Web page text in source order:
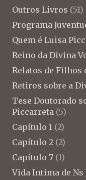
Outros Livros (51)
Programa
Quem é Luisa
Reino da Divina
Relatos de Filhos
Retiros sobre a
Tese Doutorado
Piccarreta (5)
Capítulo 1 (2)
Capítulo 2 (2)
Capítulo 7 (1)
Vida Intima de Ns